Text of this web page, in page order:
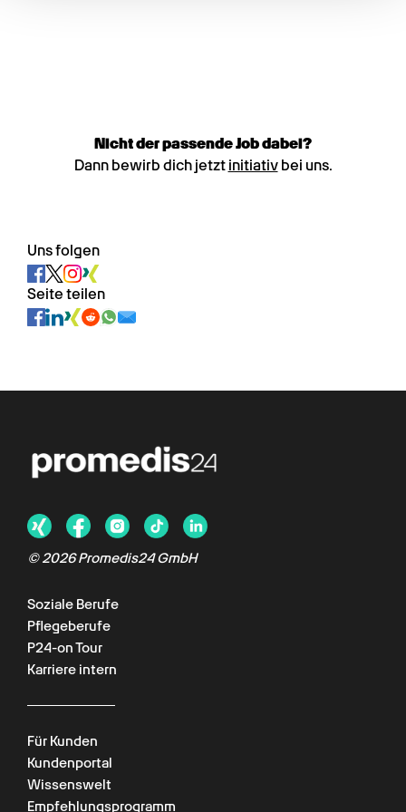
Nicht der passende Job dabei?
Dann bewirb dich jetzt initiativbei uns.
Uns folgen
Seite teilen
© 2026 Promedis24 GmbH
Soziale Berufe
Pflegeberufe
P24-on Tour
Karriere intern
Für Kunden
Kundenportal
Wissenswelt
Empfehlungsprogramm